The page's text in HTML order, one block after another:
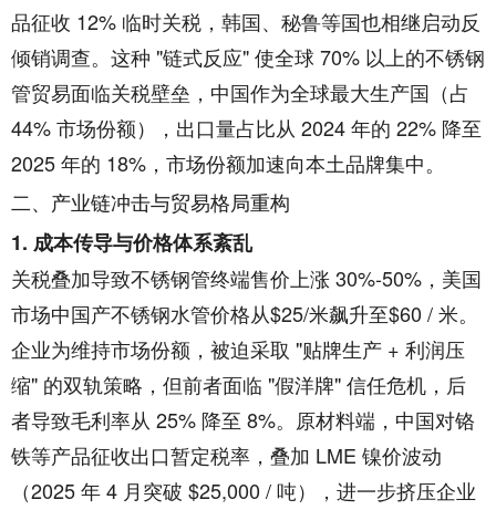
品征收 12% 临时关税，韩国、秘鲁等国也相继启动反
倾销调查。这种 "链式反应" 使全球 70% 以上的不锈钢
管贸易面临关税壁垒，中国作为全球最大生产国（占
44% 市场份额），出口量占比从 2024 年的 22% 降至
2025 年的 18%，市场份额加速向本土品牌集中。
二、产业链冲击与贸易格局重构
1. 成本传导与价格体系紊乱
关税叠加导致不锈钢管终端售价上涨 30%-50%，美国
市场中国产不锈钢水管价格从$25/米飙升至$60 / 米。
企业为维持市场份额，被迫采取 "贴牌生产 + 利润压
缩" 的双轨策略，但前者面临 "假洋牌" 信任危机，后
者导致毛利率从 25% 降至 8%。原材料端，中国对铬
铁等产品征收出口暂定税率，叠加 LME 镍价波动
（2025 年 4 月突破 $25,000 / 吨），进一步挤压企业